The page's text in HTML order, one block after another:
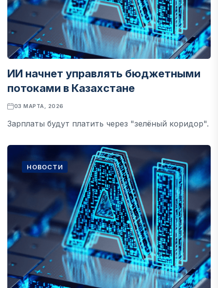
ИИ начнет управлять бюджетными
потоками в Казахстане
03 МАРТА, 2026
Зарплаты будут платить через "зелёный коридор".
НОВОСТИ